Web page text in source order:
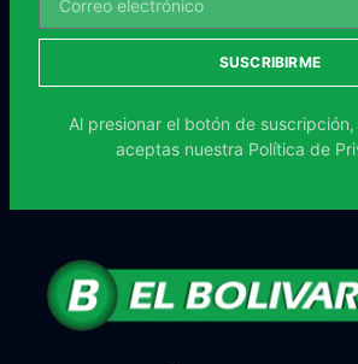
SUSCRIBIRME
Al presionar el botón de
aceptas nuestra Política de